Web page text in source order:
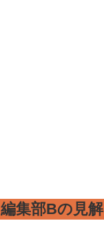
編集部Bの見解